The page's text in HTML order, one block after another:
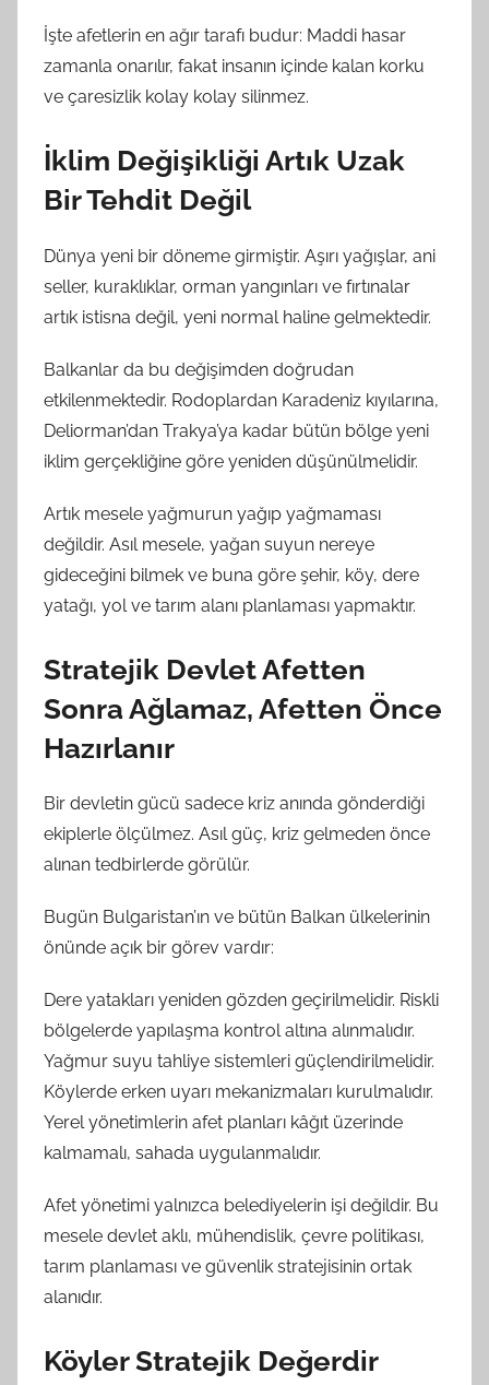
İşte afetlerin en ağır tarafı budur: Maddi hasar
zamanla onarılır, fakat insanın içinde kalan korku
ve çaresizlik kolay kolay silinmez.
İklim Değişikliği Artık Uzak
Bir Tehdit Değil
Dünya yeni bir döneme girmiştir. Aşırı yağışlar, ani
seller, kuraklıklar, orman yangınları ve fırtınalar
artık istisna değil, yeni normal haline gelmektedir.
Balkanlar da bu değişimden doğrudan
etkilenmektedir. Rodoplardan Karadeniz kıyılarına,
Deliorman’dan Trakya’ya kadar bütün bölge yeni
iklim gerçekliğine göre yeniden düşünülmelidir.
Artık mesele yağmurun yağıp yağmaması
değildir. Asıl mesele, yağan suyun nereye
gideceğini bilmek ve buna göre şehir, köy, dere
yatağı, yol ve tarım alanı planlaması yapmaktır.
Stratejik Devlet Afetten
Sonra Ağlamaz, Afetten Önce
Hazırlanır
Bir devletin gücü sadece kriz anında gönderdiği
ekiplerle ölçülmez. Asıl güç, kriz gelmeden önce
alınan tedbirlerde görülür.
Bugün Bulgaristan’ın ve bütün Balkan ülkelerinin
önünde açık bir görev vardır:
Dere yatakları yeniden gözden geçirilmelidir. Riskli
bölgelerde yapılaşma kontrol altına alınmalıdır.
Yağmur suyu tahliye sistemleri güçlendirilmelidir.
Köylerde erken uyarı mekanizmaları kurulmalıdır.
Yerel yönetimlerin afet planları kâğıt üzerinde
kalmamalı, sahada uygulanmalıdır.
Afet yönetimi yalnızca belediyelerin işi değildir. Bu
mesele devlet aklı, mühendislik, çevre politikası,
tarım planlaması ve güvenlik stratejisinin ortak
alanıdır.
Köyler Stratejik Değerdir